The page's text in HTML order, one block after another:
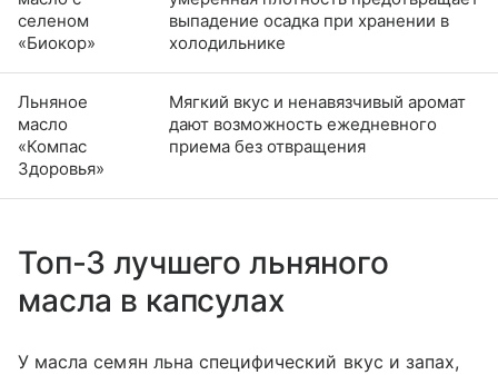
селеном
«Биокор»
выпадение осадка при хранении в
холодильнике
Льняное
масло
«Компас
Здоровья»
Мягкий вкус и ненавязчивый аромат
дают возможность ежедневного
приема без отвращения
Топ-3 лучшего льняного
масла в капсулах
У масла семян льна специфический вкус и запах,